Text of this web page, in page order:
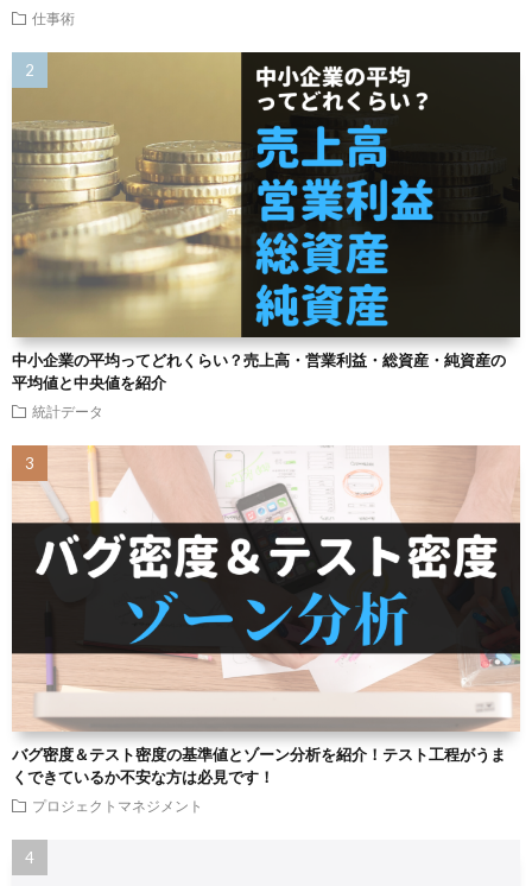
仕事術
中小企業の平均ってどれくらい？売上高・営業利益・総資産・純資産の
平均値と中央値を紹介
統計データ
バグ密度＆テスト密度の基準値とゾーン分析を紹介！テスト工程がうま
くできているか不安な方は必見です！
プロジェクトマネジメント